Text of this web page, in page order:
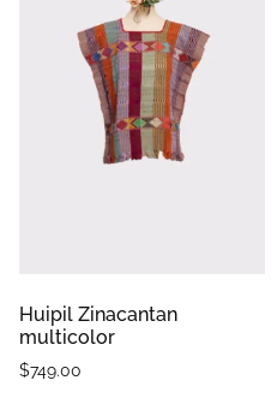
Huipil Zinacantan
multicolor
$749.00